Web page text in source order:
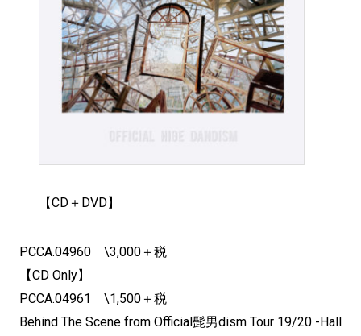
【CD＋DVD】
PCCA.04960 \3,000＋税
【CD Only】
PCCA.04961 \1,500＋税
Behind The Scene from Official髭男dism Tour 19/20 -Hall